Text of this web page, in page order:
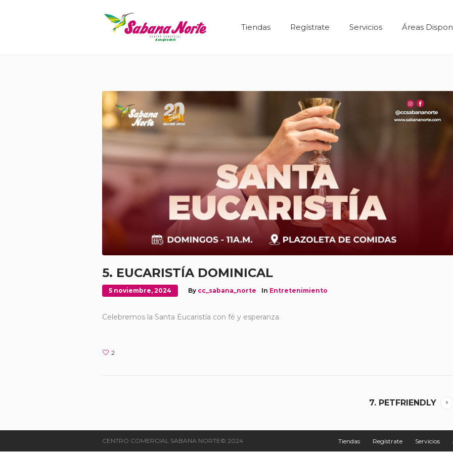
Tiendas Regístrate Servicios Áreas
5. EUCARISTÍA DOMINICAL
5 noviembre, 2024 By cc_sabana_norte In Entretenimiento
Celebremos la Santa Eucaristía con fé y esperanza.
2
7. PETFRIENDLY
Tiendas Regístrate Servicios
CENTRO COMERCIAL SABANA NORTE© 2024